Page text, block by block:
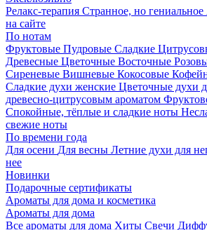
Релакс-терапия Странное, но гениальное
на сайте
По нотам
Фруктовые Пудровые Сладкие
Древесные Цветочные Восточные
Сиреневые Вишневые Кокосовые
Сладкие духи женские Цветочные духи
древесно-цитрусовым ароматом
Спокойные, тёплые и сладкие ноты
свежие ноты
По времени года
Для осени Для весны Летние духи для
нее
Новинки
Подарочные сертификаты
Ароматы для дома и косметика
Ароматы для дома
Все ароматы для дома Хиты Свечи